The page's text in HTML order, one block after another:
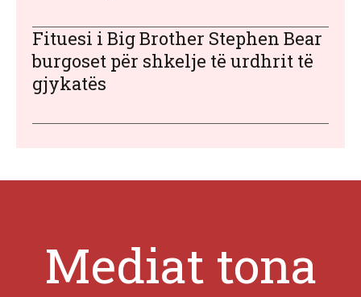
Fituesi i Big Brother Stephen Bear
burgoset për shkelje të urdhrit të
gjykatës
Mediat tona